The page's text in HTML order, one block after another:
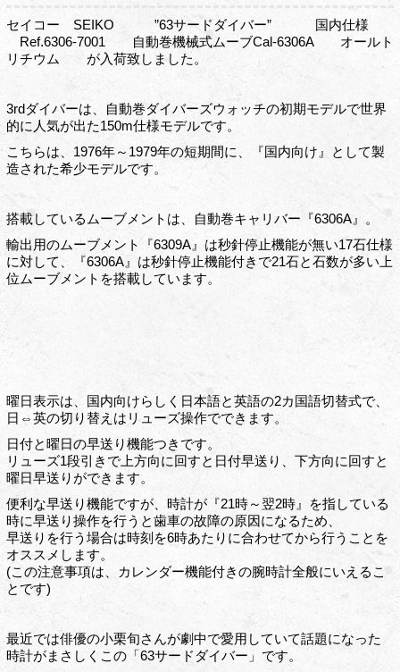
セイコー SEIKO ”63サードダイバー” 国内仕様
Ref.6306-7001 自動巻機械式ムーブCal-6306A オールト
リチウム が入荷致しました。
3rdダイバーは、自動巻ダイバーズウォッチの初期モデルで世界
的に人気が出た150m仕様モデルです。
こちらは、1976年～1979年の短期間に、『国内向け』として製
造された希少モデルです。
搭載しているムーブメントは、自動巻キャリバー『6306A』。
輸出用のムーブメント『6309A』は秒針停止機能が無い17石仕様
に対して、『6306A』は秒針停止機能付きで21石と石数が多い上
位ムーブメントを搭載しています。
曜日表示は、国内向けらしく日本語と英語の2カ国語切替式で、
日⇔英の切り替えはリューズ操作でできます。
日付と曜日の早送り機能つきです。
リューズ1段引きで上方向に回すと日付早送り、下方向に回すと
曜日早送りができます。
便利な早送り機能ですが、時計が『21時～翌2時』を指している
時に早送り操作を行うと歯車の故障の原因になるため、
早送りを行う場合は時刻を6時あたりに合わせてから行うことを
オススメします。
(この注意事項は、カレンダー機能付きの腕時計全般にいえるこ
とです)
最近では俳優の小栗旬さんが劇中で愛用していて話題になった
時計がまさしくこの「63サードダイバー」です。